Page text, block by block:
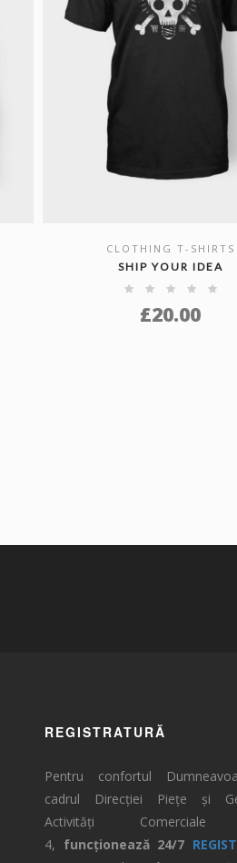
SHOW DETAILS
CLOTHING T-SHIRTS
SHIP YOUR IDEA
£20.00
REGISTRATURĂ
Pentru confortul
cadrul Direcției Piețe și
Activități Comerciale
4, funcționează 24/7